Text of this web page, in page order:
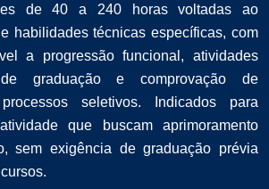
de 40 a 240 horas voltadas ao
habilidades técnicas específicas, com
a progressão funcional, atividades
de graduação e comprovação de
seletivos. Indicados para
que buscam aprimoramento
sem exigência de graduação prévia